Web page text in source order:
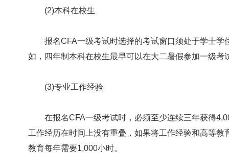
(2)本科在校生
报名CFA一级考试时选择的考试窗口须处于学士学
如，四年制本科在校生最早可以在大二暑假参加一级考
(3)专业工作经验
在报名CFA一级考试时，必须至少连续三年获得
工作经历在时间上没有重叠，如果将工作经验和高等
教育每年需要1,000小时。